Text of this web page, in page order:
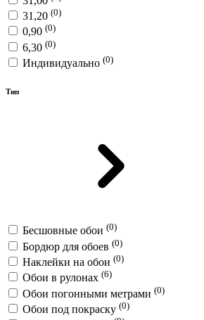
31,20 (0)
0,90 (0)
6,30 (0)
Индивидуально (0)
Тип
Бесшовные обои (0)
Бордюр для обоев (0)
Наклейки на обои (0)
Обои в рулонах (6)
Обои погонными метрами (0)
Обои под покраску (0)